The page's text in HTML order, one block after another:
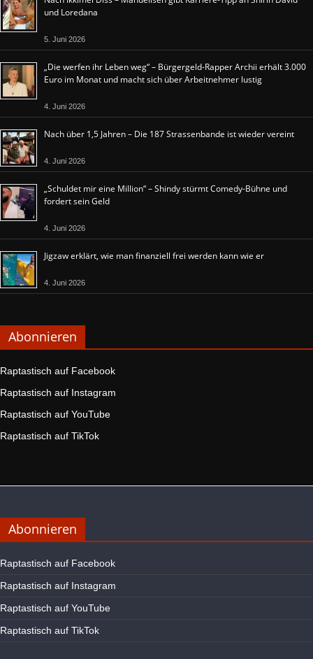
und Loredana
5. Juni 2026
„Die werfen ihr Leben weg“ – Bürgergeld-Rapper Archii erhält 3.000
Euro im Monat und macht sich über Arbeitnehmer lustig
4. Juni 2026
Nach über 1,5 Jahren – Die 187 Strassenbande ist wieder vereint
4. Juni 2026
„Schuldet mir eine Million“ – Shindy stürmt Comedy-Bühne und
fordert sein Geld
4. Juni 2026
Jigzaw erklärt, wie man finanziell frei werden kann wie er
4. Juni 2026
Abonnieren
Raptastisch auf Facebook
Raptastisch auf Instagram
Raptastisch auf YouTube
Raptastisch auf TikTok
Abonnieren
Raptastisch auf Facebook
Raptastisch auf Instagram
Raptastisch auf YouTube
Raptastisch auf TikTok